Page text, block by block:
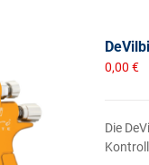
0,00 €
Die